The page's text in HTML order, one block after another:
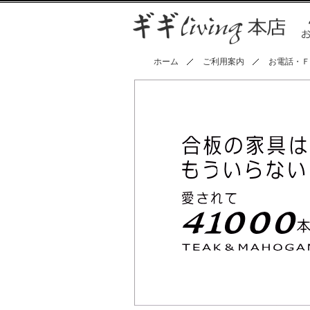
ホーム ご利用案内 お電話・